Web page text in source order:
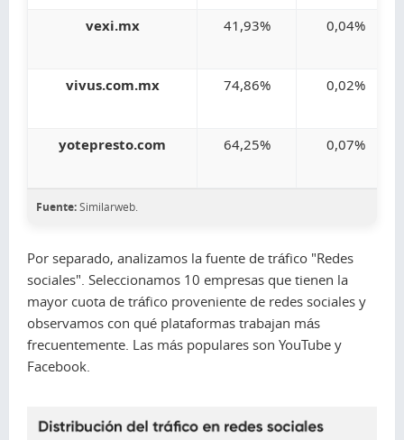
vexi.mx 41,93% 0,04%
vivus.com.mx 74,86% 0,02%
yotepresto.com 64,25% 0,07%
Fuente:Similarweb.
Por separado, analizamos la fuente de tráfico "Redes
sociales". Seleccionamos 10 empresas que tienen la
mayor cuota de tráfico proveniente de redes sociales y
observamos con qué plataformas trabajan más
frecuentemente. Las más populares son YouTube y
Facebook.